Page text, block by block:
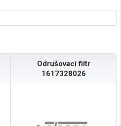
Odrušovací filtr
1617328026